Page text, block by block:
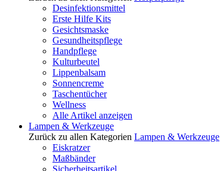
Desinfektionsmittel
Erste Hilfe Kits
Gesichtsmaske
Gesundheitspflege
Handpflege
Kulturbeutel
Lippenbalsam
Sonnencreme
Taschentücher
Wellness
Alle Artikel anzeigen
Lampen & Werkzeuge
Zurück zu allen Kategorien Lampen & Werkzeuge
Eiskratzer
Maßbänder
Sicherheitsartikel